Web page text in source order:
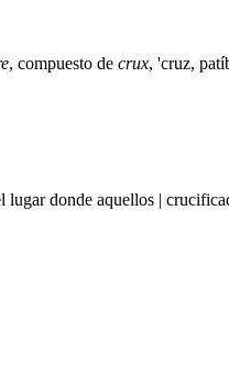
, compuesto de crux, 'cruz,
lugar donde aquellos |